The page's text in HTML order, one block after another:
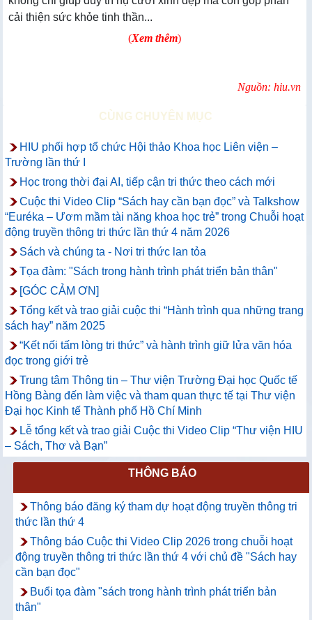
cải thiện sức khỏe tinh thần...
(Xem thêm)
Nguồn: hiu.vn
CÙNG CHUYÊN MỤC
HIU phối hợp tổ chức Hội thảo Khoa học Liên viện –
Trường lần thứ I
Học trong thời đại AI, tiếp cận tri thức theo cách mới
Cuộc thi Video Clip “Sách hay cần bạn đọc” và Talkshow
“Euréka – Ươm mầm tài năng khoa học trẻ” trong Chuỗi hoạt
động truyền thông tri thức lần thứ 4 năm 2026
Sách và chúng ta - Nơi tri thức lan tỏa
Tọa đàm: "Sách trong hành trình phát triển bản thân"
[GÓC CẢM ƠN]
Tổng kết và trao giải cuộc thi “Hành trình qua những trang
sách hay” năm 2025
“Kết nối tấm lòng tri thức” và hành trình giữ lửa văn hóa
đọc trong giới trẻ
Trung tâm Thông tin – Thư viện Trường Đại học Quốc tế
Hồng Bàng đến làm việc và tham quan thực tế tại Thư viện
Đại học Kinh tế Thành phố Hồ Chí Minh
Lễ tổng kết và trao giải Cuộc thi Video Clip “Thư viện HIU
– Sách, Thơ và Bạn”
THÔNG BÁO
Thông báo đăng ký tham dự hoạt động truyền thông tri
thức lần thứ 4
Thông báo Cuộc thi Video Clip 2026 trong chuỗi hoạt
động truyền thông tri thức lần thứ 4 với chủ đề "Sách hay
cần bạn đọc"
Buổi tọa đàm "sách trong hành trình phát triển bản
thân"